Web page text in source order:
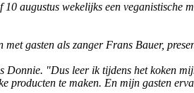
augustus wekelijks een
met gasten als zanger Frans Bauer,
Donnie. "Dus leer ik tijdens het koken
producten te maken. En mijn gasten